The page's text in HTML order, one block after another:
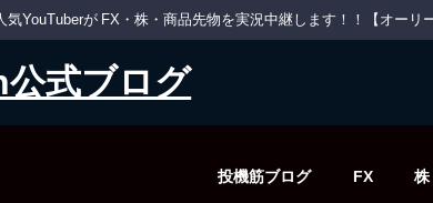
気YouTuberが FX・株・商品先物を実況中継します！！【オーリ
式ブログ
投機筋ブログ FX 株